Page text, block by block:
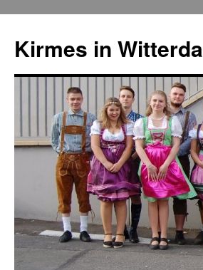
Kirmes in Witterda